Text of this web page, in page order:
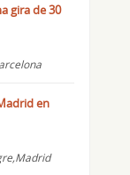
gira de 30
en